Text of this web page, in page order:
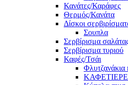
Κανάτες/Καράφες
Θερμός/Κανάτα
Δίσκοι
Σουπλα
Σερβίρισμα
Σερβίρισμα τυριού
Καφές/Τσάι
Φλυτζανάκια